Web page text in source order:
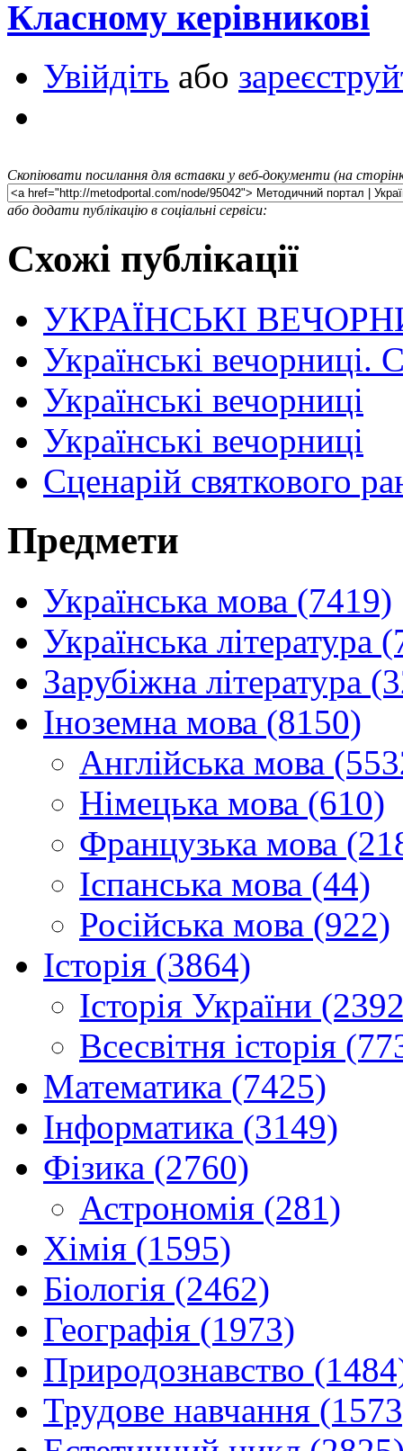
Класному керівникові
Увійдіть або
Скопіювати посилання для вставки у веб-документи (на
або додати публікацію в соціальні сервіси:
Схожі публікації
УКРАЇНСЬКІ
Українські вечорниці.
Українські вечорниці
Українські вечорниці
Сценарій святкового
Предмети
Українська мова (7419)
Українська література
Зарубіжна література
Іноземна мова (8150)
Англійська мова
Німецька мова (610)
Французька мова
Іспанська мова (44)
Російська мова (922)
Історія (3864)
Історія України
Всесвітня історія
Математика (7425)
Інформатика (3149)
Фізика (2760)
Астрономія (281)
Хімія (1595)
Біологія (2462)
Географія (1973)
Природознавство
Трудове навчання